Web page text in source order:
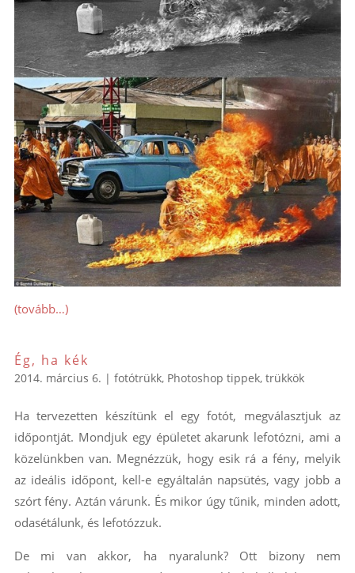
(tovább…)
Ég, ha kék
2014. március 6. | fotótrükk, Photoshop tippek, trükkök
Ha tervezetten készítünk el egy fotót, megválasztjuk az
időpontját. Mondjuk egy épületet akarunk lefotózni, ami a
közelünkben van. Megnézzük, hogy esik rá a fény, melyik
az ideális időpont, kell-e egyáltalán napsütés, vagy jobb a
szórt fény. Aztán várunk. És mikor úgy tűnik, minden adott,
odasétálunk, és lefotózzuk.
De mi van akkor, ha nyaralunk? Ott bizony nem